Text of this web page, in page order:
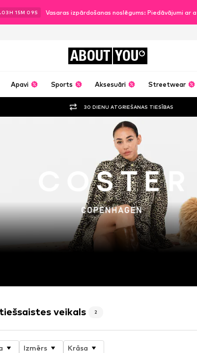
03H 15M 08S Vasaras izpārdošanas noslēgums: Piedāvājumi ar
ABOUT YOU
Apavi Sports Aksesuāri Streetwear
30 DIENU ATGRIEŠANAS TIESĪBAS
veikals 2
Izmērs Krāsa